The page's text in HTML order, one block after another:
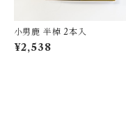
小男鹿 半棹 2本入
¥2,538